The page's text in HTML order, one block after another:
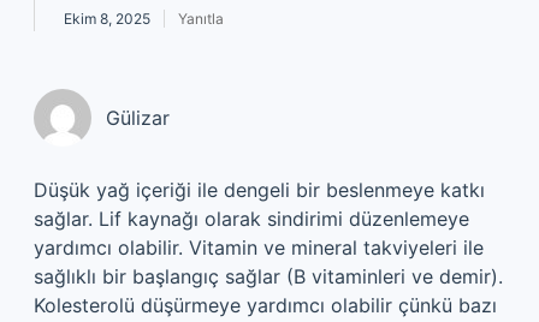
Ekim 8, 2025 Yanıtla
Gülizar
Düşük yağ içeriği ile dengeli bir beslenmeye katkı
sağlar. Lif kaynağı olarak sindirimi düzenlemeye
yardımcı olabilir. Vitamin ve mineral takviyeleri ile
sağlıklı bir başlangıç sağlar (B vitaminleri ve demir).
Kolesterolü düşürmeye yardımcı olabilir çünkü bazı